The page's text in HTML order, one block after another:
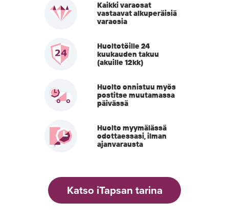
Kaikki varaosat
vastaavat alkuperäisiä
varaosia
Huoltotöille 24
kuukauden takuu
(akuille 12kk)
Huolto onnistuu myös
postitse muutamassa
päivässä
Huolto myymälässä
odottaessasi, ilman
ajanvarausta
Katso iTapsan tarina